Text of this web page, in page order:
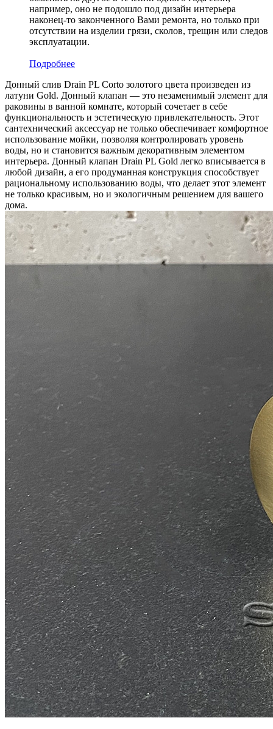
например, оно не подошло под дизайн интерьера
наконец-то законченного Вами ремонта, но только при
отсутствии на изделии грязи, сколов, трещин или следов
эксплуатации.
Подробнее
Донный слив Drain PL Corto золотого цвета произведен из
латуни Gold. Донный клапан — это незаменимый элемент для
раковины в ванной комнате, который сочетает в себе
функциональность и эстетическую привлекательность. Этот
сантехнический аксессуар не только обеспечивает комфортное
использование мойки, позволяя контролировать уровень
воды, но и становится важным декоративным элементом
интерьера. Донный клапан Drain PL Gold легко вписывается в
любой дизайн, а его продуманная конструкция способствует
рациональному использованию воды, что делает этот элемент
не только красивым, но и экологичным решением для вашего
дома.